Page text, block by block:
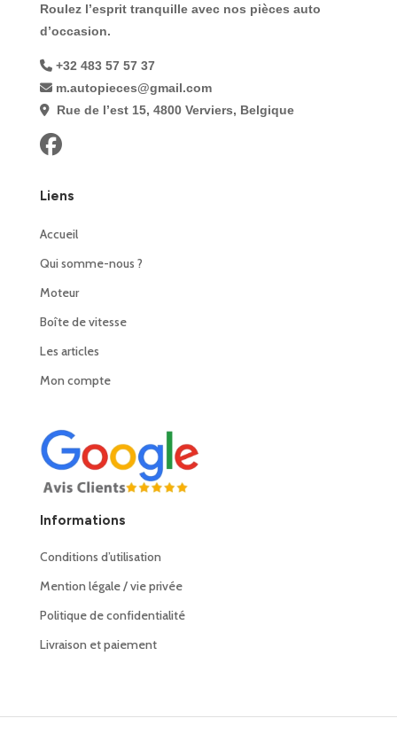
Roulez l’esprit tranquille avec nos pièces auto
d’occasion.
+32 483 57 57 37
m.autopieces@gmail.com
Rue de l’est 15, 4800 Verviers, Belgique
Liens
Accueil
Qui somme-nous ?
Moteur
Boîte de vitesse
Les articles
Mon compte
Informations
Conditions d’utilisation
Mention légale / vie privée
Politique de confidentialité
Livraison et paiement